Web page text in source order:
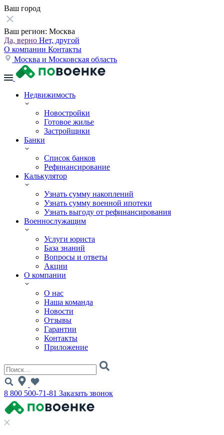
Ваш город
Ваш регион: Москва
Да, верно Нет, другой
О компании Контакты
Москва и Московская область
Недвижимость
Новостройки
Готовое жилье
Застройщики
Банки
Список банков
Рефинансирование
Калькулятор
Узнать сумму накоплений
Узнать сумму военной ипотеки
Узнать выгоду от рефинансирования
Военнослужащим
Услуги юриста
База знаний
Вопросы и ответы
Акции
О компании
О нас
Наша команда
Новости
Отзывы
Гарантии
Контакты
Приложение
8 800 500-71-81 Заказать звонок